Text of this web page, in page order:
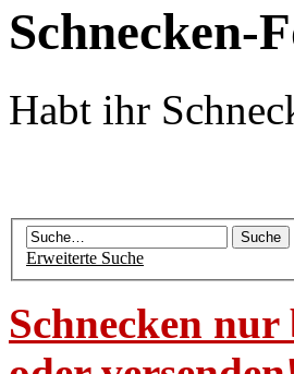
Schnecken-
Habt ihr
Erweiterte Suche
Schnecken nur